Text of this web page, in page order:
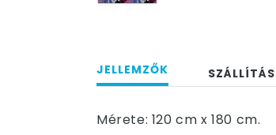
JELLEMZŐK SZÁLLÍTÁS
Mérete: 120 cm x 180 cm.